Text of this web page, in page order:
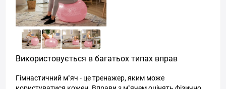
Використовується в багатьох типах вправ
Гімнастичний м"яч - це тренажер, яким може